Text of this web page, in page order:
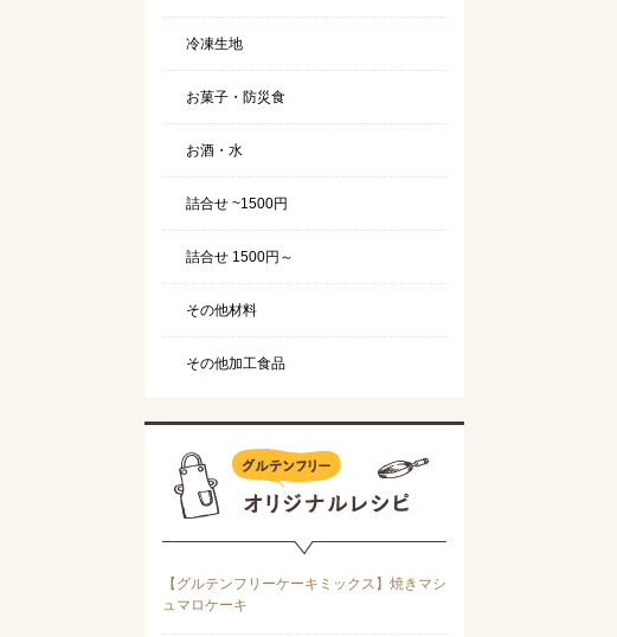
冷凍生地
お菓子・防災食
お酒・水
詰合せ ~1500円
詰合せ 1500円～
その他材料
その他加工食品